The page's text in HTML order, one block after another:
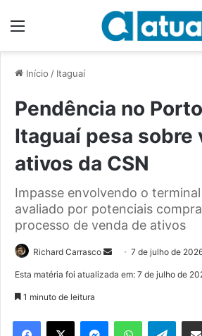
Início / Itaguaí
Pendência no
Itaguaí pesa sobre
ativos da CSN
Impasse envolvendo o
avaliado por potenciais
processo de venda de ativos
Richard Carrasco
e
7 de julho de
Esta matéria foi atualizada em: 7 de julho de
1 minuto de leitura
Telegram